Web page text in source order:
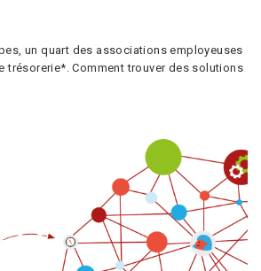
un quart des associations employeuses
trésorerie*. Comment trouver des solutions